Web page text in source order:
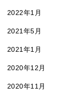
2022年1月
2021年5月
2021年1月
2020年12月
2020年11月